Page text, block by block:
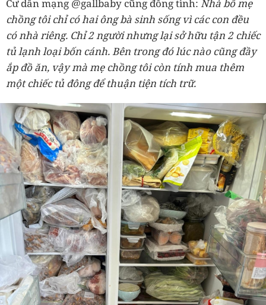
Cư dân mạng @gallbaby cũng đồng tình: Nhà bố mẹ
chồng tôi chỉ có hai ông bà sinh sống vì các con đều
có nhà riêng. Chỉ 2 người nhưng lại sở hữu tận 2 chiếc
tủ lạnh loại bốn cánh. Bên trong đó lúc nào cũng đầy
ắp đồ ăn, vậy mà mẹ chồng tôi còn tính mua thêm
một chiếc tủ đông để thuận tiện tích trữ.